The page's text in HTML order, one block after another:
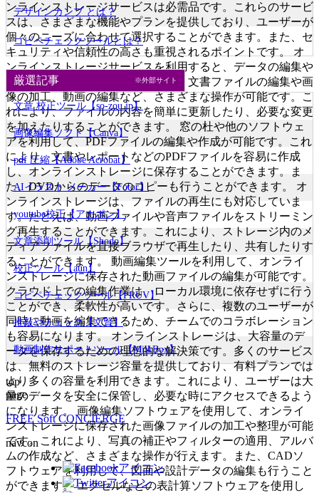
ンラインストレージサービスは必需品です。これらのサービ
スは、さまざまな機能やプランを提供しており、ユーザーが
個々のニーズに合わせて選択することができます。また、セ
キュリティや信頼性の高さも重視されるポイントです。 オ
ンラインストレージサービスを利用すると、データの編集や
管理が容易になります。たとえば、文書ファイルの編集や画
像の加工、動画の編集など、さまざまな操作が可能です。こ
れにより、ファイルの内容を簡単に更新したり、必要な変更
を加えたりすることができます。 窓の杜や他のソフトウェ
アを利用して、PDFファイルの編集や作成が可能です。これ
により、文書やレポートなどのPDFファイルを容易に作成
し、オンラインストレージに保存することができます。ま
た、DVDからのデータのコピーも行うことができます。 オ
ンラインストレージは、ファイルの再生にも対応していま
す。たとえば、動画ファイルや音声ファイルをストリーミン
グ再生することができます。これにより、ストレージ内のメ
ディアファイルを直接ブラウザで再生したり、共有したりす
ることができます。 動画編集ツールを利用して、オンライ
ンストレージに保存された動画ファイルの編集が可能です。
クラウド上での編集作業は、ローカル環境に依存せずに行う
ことができ、柔軟性が高いです。さらに、複数のユーザーが
同時に動画を編集できるため、チームでのコラボレーション
も容易になります。 オンラインストレージは、大容量のデ
ータを保存するための理想的な解決策です。多くのサービス
は、無料のストレージ容量を提供しており、有料プランでは
より多くの容量を利用できます。これにより、ユーザーは大
量のデータを安全に保管し、必要な時にアクセスできるよう
になります。 画像編集ソフトウェアを使用して、オンライ
ンストレージに保存された画像ファイルの加工や整理が可能
です。これにより、写真の補正やフィルターの適用、アルバ
ムの作成など、さまざまな操作が行えます。また、CADソ
フトウェアを利用して、図面や設計データの編集も行うこと
ができます。 エクセルなどの表計算ソフトウェアを使用し
デザインカンプ とは？
コピペチェックツールとは？
厳選記事 ※外部サイト
文章 校正ツール【so-zou.jp】
画像編集ソフト【Canva】
pdf 圧縮【Adobe Acrobat】
AIイラスト メーカー【Fotor】
youtube校正【アカポン】
文章添削ツール【Shodo】
校正ツール【aun】
コピペチェックツール【PRUV】
推敲やチェック【文賢】
動画制作サポートツール【MilkBox】
top
page
FREE Soft CONCIERGE
navcon